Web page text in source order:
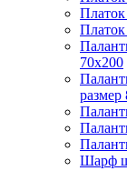
Платок
Платок
70x200
размер
Шарф